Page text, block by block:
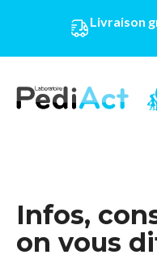
Livraison
Infos,
on vous